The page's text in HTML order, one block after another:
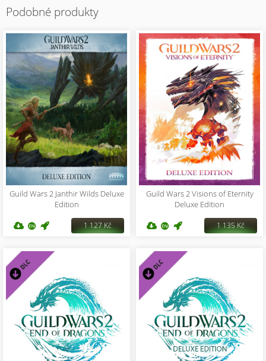
Podobné produkty
Guild Wars 2 Janthir Wilds Deluxe
Edition
1 127 Kč
Guild Wars 2 Visions of Eternity
Deluxe Edition
1 135 Kč